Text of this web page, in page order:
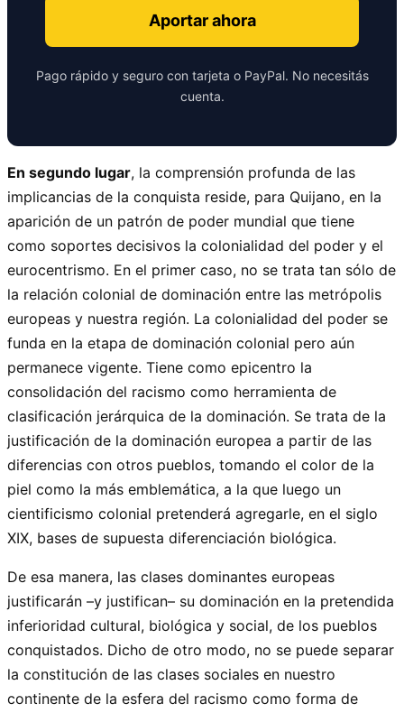
Aportar ahora
Pago rápido y seguro con tarjeta o PayPal. No necesitás
cuenta.
En segundo lugar, la comprensión profunda de las
implicancias de la conquista reside, para Quijano, en la
aparición de un patrón de poder mundial que tiene
como soportes decisivos la colonialidad del poder y el
eurocentrismo. En el primer caso, no se trata tan sólo de
la relación colonial de dominación entre las metrópolis
europeas y nuestra región. La colonialidad del poder se
funda en la etapa de dominación colonial pero aún
permanece vigente. Tiene como epicentro la
consolidación del racismo como herramienta de
clasificación jerárquica de la dominación. Se trata de la
justificación de la dominación europea a partir de las
diferencias con otros pueblos, tomando el color de la
piel como la más emblemática, a la que luego un
cientificismo colonial pretenderá agregarle, en el siglo
XIX, bases de supuesta diferenciación biológica.
De esa manera, las clases dominantes europeas
justificarán –y justifican– su dominación en la pretendida
inferioridad cultural, biológica y social, de los pueblos
conquistados. Dicho de otro modo, no se puede separar
la constitución de las clases sociales en nuestro
continente de la esfera del racismo como forma de